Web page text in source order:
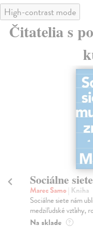
High-contrast mode
Čitatelia s
Sociálne
Marec Samo| Kniha
Sociálne siete nám
medziľudské vzťahy,
Na sklade ?